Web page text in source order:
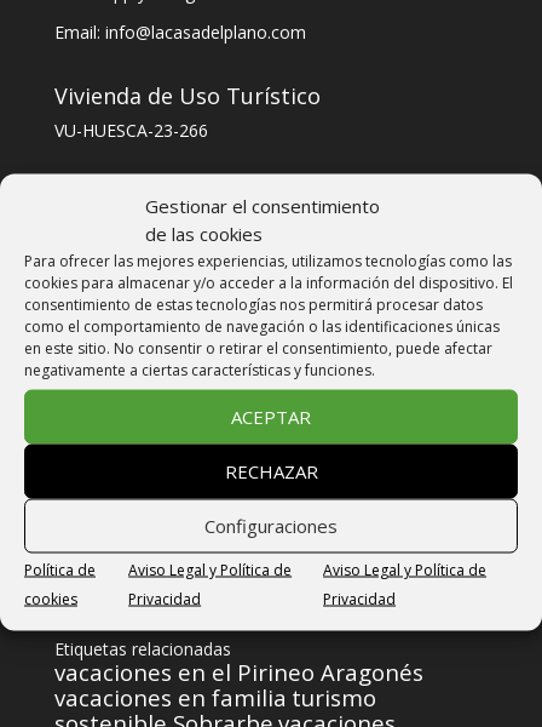
Gestionar el consentimiento
de las cookies
Para ofrecer las mejores experiencias, utilizamos tecnologías como las
cookies para almacenar y/o acceder a la información del dispositivo. El
consentimiento de estas tecnologías nos permitirá procesar datos
como el comportamiento de navegación o las identificaciones únicas
en este sitio. No consentir o retirar el consentimiento, puede afectar
negativamente a ciertas características y funciones.
ACEPTAR
RECHAZAR
Configuraciones
Política de
cookies
Aviso Legal y Política de
Privacidad
Aviso Legal y Política de
Privacidad
Email: info@lacasadelplano.com
Vivienda de Uso Turístico
VU-HUESCA-23-266
CODIGO ÚNICO ALOJAMIENTO
ESFCTU000022003000865657000000000000VU-
HUESCA-23-2664
Reservas
Reserva on line
INFO@LACASADELPLANO.COM
TELÉFONO: +34 606 30 30 40
FORMULARIO DE CONTACTO
Etiquetas relacionadas
vacaciones en el Pirineo Aragonés
vacaciones en familia turismo